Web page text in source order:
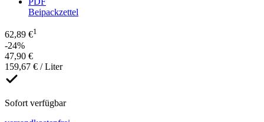
Beipackzettel
62,89 €1
-24%
47,90 €
159,67 € / Liter
Sofort verfügbar